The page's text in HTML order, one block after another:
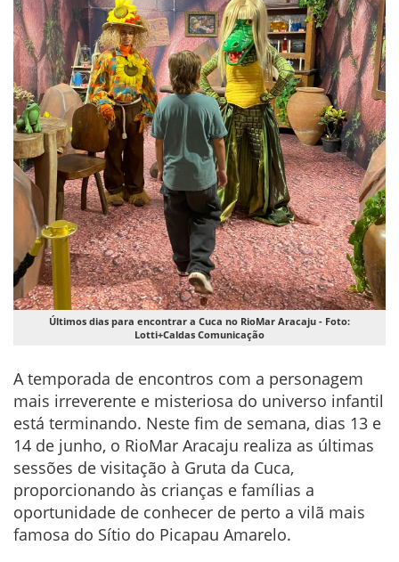
Últimos dias para encontrar a Cuca no RioMar Aracaju - Foto:
Lotti+Caldas Comunicação
A temporada de encontros com a personagem
mais irreverente e misteriosa do universo infantil
está terminando. Neste fim de semana, dias 13 e
14 de junho, o RioMar Aracaju realiza as últimas
sessões de visitação à Gruta da Cuca,
proporcionando às crianças e famílias a
oportunidade de conhecer de perto a vilã mais
famosa do Sítio do Picapau Amarelo.